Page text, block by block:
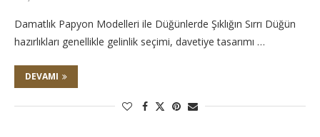
Damatlık Papyon Modelleri ile Düğünlerde Şıklığın Sırrı Düğün
hazırlıkları genellikle gelinlik seçimi, davetiye tasarımı …
DEVAMI